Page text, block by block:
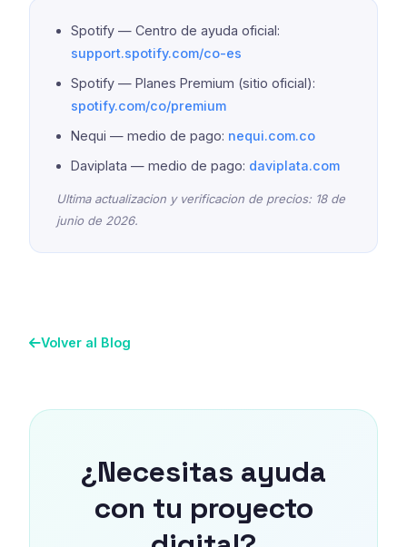
Spotify — Centro de ayuda oficial:
support.spotify.com/co-es
Spotify — Planes Premium (sitio oficial):
spotify.com/co/premium
Nequi — medio de pago: nequi.com.co
Daviplata — medio de pago: daviplata.com
Ultima actualizacion y verificacion de precios: 18 de
junio de 2026.
Volver al Blog
¿Necesitas ayuda
con tu proyecto